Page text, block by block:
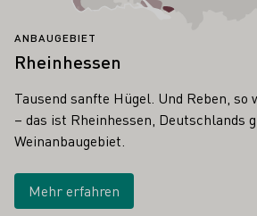
ANBAUGEBIET
Rheinhessen
Tausend sanfte Hügel. Und Reben, so
– das ist Rheinhessen, Deutschlands
Weinanbaugebiet.
Mehr erfahren